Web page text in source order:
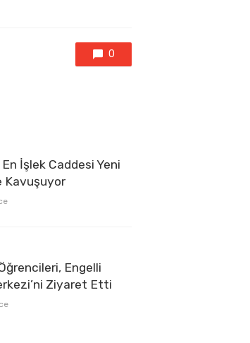
0
En İşlek Caddesi Yeni
Kavuşuyor
Engelli
Ziyaret Etti